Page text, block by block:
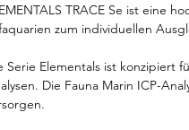
TRACE Se ist eine
zum individuellen
Serie Elementals ist konzipiert
Die Fauna Marin ICP-